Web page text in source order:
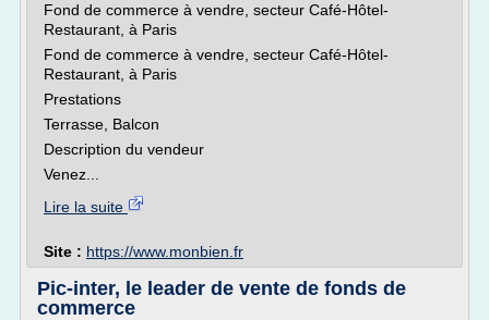
Fond de commerce à vendre, secteur Café-Hôtel-
Restaurant, à Paris
Fond de commerce à vendre, secteur Café-Hôtel-
Restaurant, à Paris
Prestations
Terrasse, Balcon
Description du vendeur
Venez...
Lire la suite
Site : https://www.monbien.fr
Pic-inter, le leader de vente de fonds de
commerce